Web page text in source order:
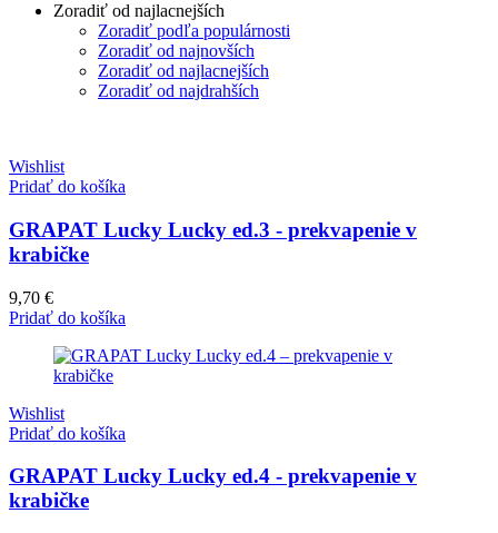
po
najvyššiu
Zoradiť od najlacnejších
Zoradiť podľa populárnosti
Zoradiť od najnovších
Zoradiť od najlacnejších
Zoradiť od najdrahších
Wishlist
Pridať do košíka
GRAPAT Lucky Lucky ed.3 - prekvapenie v
krabičke
9,70 €
Pridať do košíka
Wishlist
Pridať do košíka
GRAPAT Lucky Lucky ed.4 - prekvapenie v
krabičke